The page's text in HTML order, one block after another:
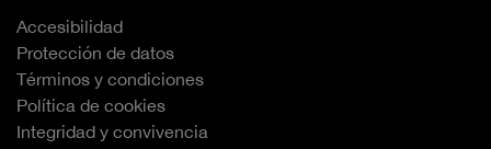
Accesibilidad
Protección de datos
Términos y condiciones
Política de cookies
Integridad y convivencia